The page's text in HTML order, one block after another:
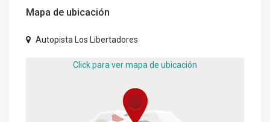
Mapa de ubicación
Autopista Los Libertadores
Click para ver mapa de ubicación